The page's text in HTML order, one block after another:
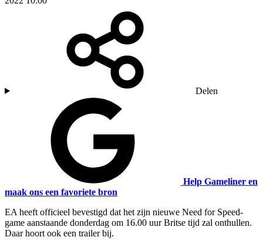
Delen
Help Gameliner en
maak ons een favoriete bron
EA heeft officieel bevestigd dat het zijn nieuwe Need for Speed-
game aanstaande donderdag om 16.00 uur Britse tijd zal onthullen.
Daar hoort ook een trailer bij.